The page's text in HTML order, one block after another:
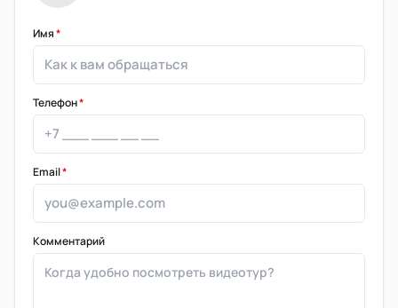
Имя*
Телефон*
Email*
Комментарий